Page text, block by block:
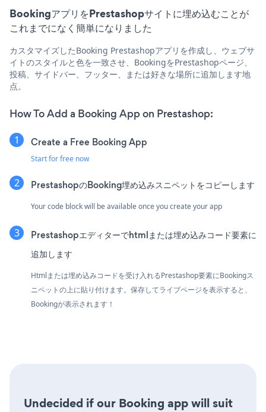
BookingアプリをPrestashopサイトに埋め込むことが
これまでになく簡単になりました
カスタマイズしたBooking Prestashopアプリを作成し、ウェブサ
イトのスタイルと色を一致させ、BookingをPrestashopページ、
投稿、サイドバー、フッター、または好きな場所に追加します地
点。
How To Add a Booking App on Prestashop:
Create a Free Booking App
Start for free now
PrestashopのBooking埋め込みスニペットをコピーします
Your code block will be available once you create your app
Prestashopエディターでhtmlまたは埋め込みコード要素に
追加します
Htmlまたは埋め込みコードを受け入れるPrestashop要素にBookingス
ニペットの上に貼り付けます。保存してライブページを表示すると、
Bookingが表示されます！
Undecided if our Booking app will suit